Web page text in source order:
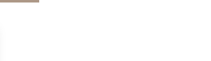
tot